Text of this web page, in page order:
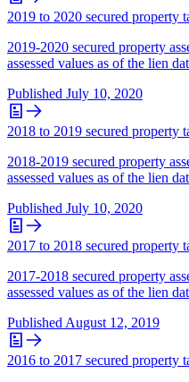
2019 to 2020 secured property
2019-2020 secured property
assessed values as of the lien
Published July 10, 2020
2018 to 2019 secured property
2018-2019 secured property
assessed values as of the lien
Published July 10, 2020
2017 to 2018 secured property
2017-2018 secured property
assessed values as of the lien
PublishedAugust 12, 2019
2016 to 2017 secured property